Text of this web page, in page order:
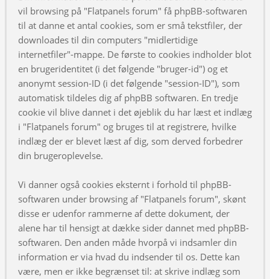
vil browsing på "Flatpanels forum" få phpBB-softwaren
til at danne et antal cookies, som er små tekstfiler, der
downloades til din computers "midlertidige
internetfiler"-mappe. De første to cookies indholder blot
en brugeridentitet (i det følgende "bruger-id") og et
anonymt session-ID (i det følgende "session-ID"), som
automatisk tildeles dig af phpBB softwaren. En tredje
cookie vil blive dannet i det øjeblik du har læst et indlæg
i "Flatpanels forum" og bruges til at registrere, hvilke
indlæg der er blevet læst af dig, som derved forbedrer
din brugeroplevelse.
Vi danner også cookies eksternt i forhold til phpBB-
softwaren under browsing af "Flatpanels forum", skønt
disse er udenfor rammerne af dette dokument, der
alene har til hensigt at dække sider dannet med phpBB-
softwaren. Den anden måde hvorpå vi indsamler din
information er via hvad du indsender til os. Dette kan
være, men er ikke begrænset til: at skrive indlæg som